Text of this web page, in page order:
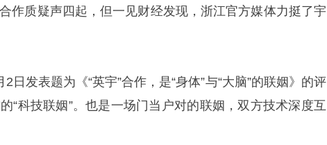
作质疑声四起，但一见财经发现，浙江官方媒体力挺了宇
日发表题为《“英宇”合作，是“身体”与“大脑”的联姻》的评
“科技联姻”。也是一场门当户对的联姻，双方技术深度互